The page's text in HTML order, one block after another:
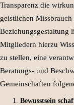
Transparenz die
geistlichen
Beziehungsgestaltung
Mitgliedern hierzu
zu stellen, eine
Beratungs- und
Gemeinschaften
Bewusstsein